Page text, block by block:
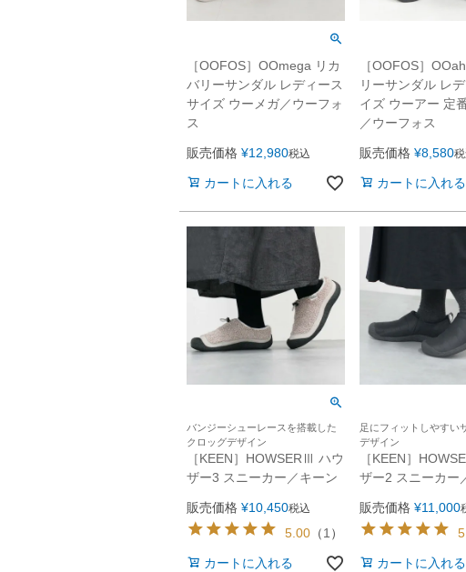
［OOFOS］OOmega リカ
バリーサンダル レディース
サイズ ウーメガ／ウーフォ
ス
販売価格 ¥12,980税込
カートに入れる
［OOFOS］
リーサンダル レ
イズ ウーアー 定
／ウーフォス
販売価格 ¥8,580
カートに入れる
バンジーシューレースを搭載した
クロッグデザイン
［KEEN］HOWSERⅢ ハウ
ザー3 スニーカー／キーン
販売価格 ¥10,450税込
5.00 （1 ）
カートに入れる
足にフィットしやすい
デザイン
［KEEN］
ザー2 スニーカー
販売価格 ¥11,000
カートに入れる